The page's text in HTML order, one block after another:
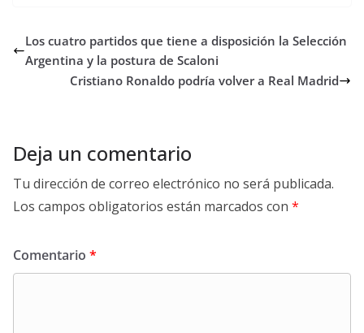
Los cuatro partidos que tiene a disposición la Selección
Argentina y la postura de Scaloni
Cristiano Ronaldo podría volver a Real Madrid
Deja un comentario
Tu dirección de correo electrónico no será publicada.
Los campos obligatorios están marcados con *
Comentario *